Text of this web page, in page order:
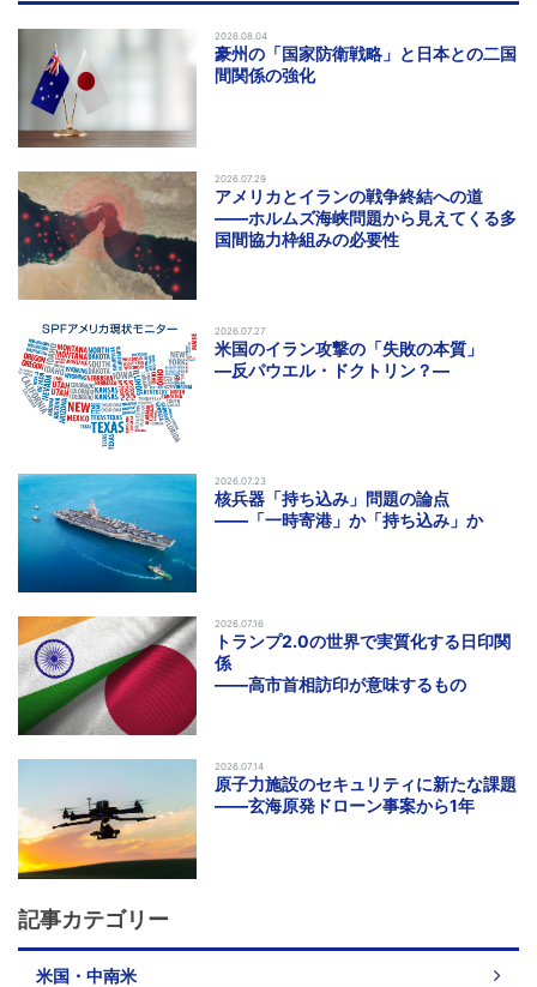
2026.08.04
豪州の「国家防衛戦略」と日本との二国
間関係の強化
2026.07.29
アメリカとイランの戦争終結への道
――ホルムズ海峡問題から見えてくる多
国間協力枠組みの必要性
2026.07.27
米国のイラン攻撃の「失敗の本質」
―反パウエル・ドクトリン？―
2026.07.23
核兵器「持ち込み」問題の論点
――「一時寄港」か「持ち込み」か
2026.07.16
トランプ2.0の世界で実質化する日印関
係
――高市首相訪印が意味するもの
2026.07.14
原子力施設のセキュリティに新たな課題
――玄海原発ドローン事案から1年
記事カテゴリー
米国・中南米